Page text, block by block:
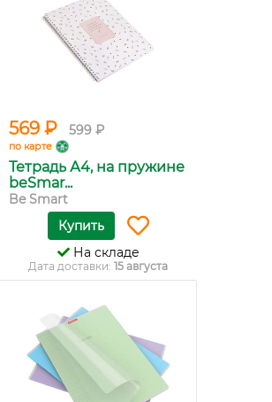
569 ₽ 599 ₽
по карте
Тетрадь А4, на пружине
beSmar...
Be Smart
Купить
На складе
Дата доставки: 15 августа